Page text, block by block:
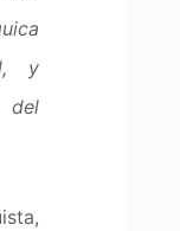
y
del